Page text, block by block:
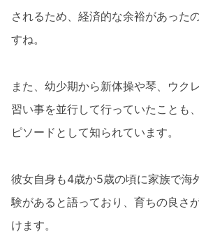
されるため、経済的な余裕があった
すね。
また、幼少期から新体操や琴、ウク
習い事を並行して行っていたことも
ピソードとして知られています。
彼女自身も4歳か5歳の頃に家族で海
験があると語っており、育ちの良さ
けます。